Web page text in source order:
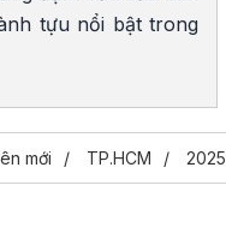
tựu nổi bật trong
mới TP.HCM 2025